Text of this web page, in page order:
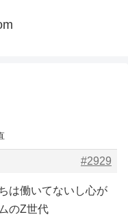
#2929
は働いてないし心が
のZ世代